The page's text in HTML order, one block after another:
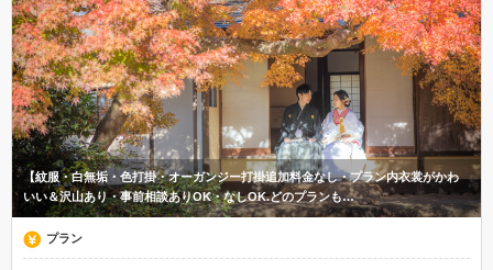
【紋服・白無垢・色打掛・オーガンジー打掛追加料金なし・プラン内衣裳がかわ
いい＆沢山あり・事前相談ありOK・なしOK.どのプランも…
プラン